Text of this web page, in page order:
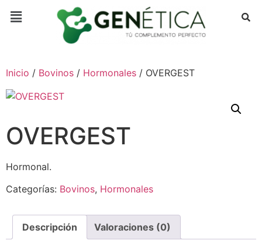
Inicio / Bovinos / Hormonales / OVERGEST
OVERGEST
Hormonal.
Categorías: Bovinos, Hormonales
Descripción Valoraciones (0)